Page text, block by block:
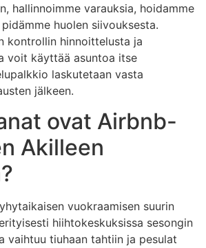
hallinnoimme varauksia, hoidamme
huolen siivouksesta.
kontrollin hinnoittelusta ja
voit käyttää asuntoa itse
laskutetaan vasta
jälkeen.
ovat Airbnb-
Akilleen
vuokraamisen suurin
hiihtokeskuksissa sesongin
vaihtuu tiuhaan tahtiin ja pesulat